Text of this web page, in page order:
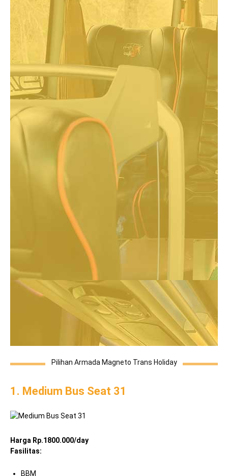
Pilihan Armada Magneto Trans Holiday
1. Medium Bus Seat 31
Harga Rp.1800.000/day
Fasilitas:
BBM